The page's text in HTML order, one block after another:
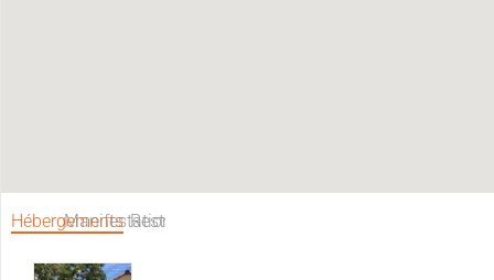
Hébergements
ManifestationsRestaurants